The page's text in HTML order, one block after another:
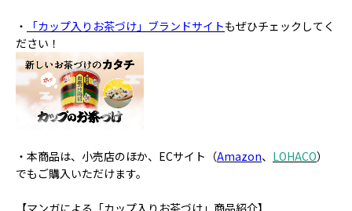
・ 「カップ入りお茶づけ」ブランドサイトもぜひチェックしてく
ださい！
・本商品は、小売店のほか、ECサイト（Amazon、 LOHACO）
でもご購入いただけます。